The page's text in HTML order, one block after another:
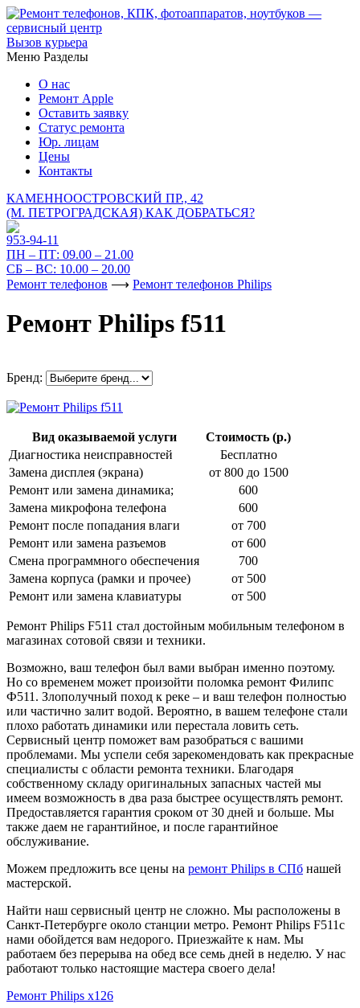
Вызов курьера
Меню Разделы
О нас
Ремонт Apple
Оставить заявку
Статус ремонта
Юр. лицам
Цены
Контакты
КАМЕННООСТРОВСКИЙ ПР., 42
(М. ПЕТРОГРАДСКАЯ) КАК ДОБРАТЬСЯ?
953-94-11
ПН – ПТ: 09.00 – 21.00
СБ – ВС: 10.00 – 20.00
Ремонт телефонов ⟶ Ремонт телефонов Philips
Ремонт Philips f511
Бренд:
Вид оказываемой услуги
Стоимость (р.)
Диагностика неисправностей
Бесплатно
Замена дисплея (экрана)
от 800 до 1500
Ремонт или замена динамика;
600
Замена микрофона телефона
600
Ремонт после попадания влаги
от 700
Ремонт или замена разъемов
от 600
Смена программного обеспечения
700
Замена корпуса (рамки и прочее)
от 500
Ремонт или замена клавиатуры
от 500
Ремонт Philips F511 стал достойным мобильным телефоном в
магазинах сотовой связи и техники.
Возможно, ваш телефон был вами выбран именно поэтому.
Но со временем может произойти поломка ремонт Филипс
Ф511. Злополучный поход к реке – и ваш телефон полностью
или частично залит водой. Вероятно, в вашем телефоне стали
плохо работать динамики или перестала ловить сеть.
Сервисный центр поможет вам разобраться с вашими
проблемами. Мы успели себя зарекомендовать как прекрасные
специалисты с области ремонта техники. Благодаря
собственному складу оригинальных запасных частей мы
имеем возможность в два раза быстрее осуществлять ремонт.
Предоставляется гарантия сроком от 30 дней и больше. Мы
также даем не гарантийное, и после гарантийное
обслуживание.
Можем предложить все цены на ремонт Philips в СПб нашей
мастерской.
Найти наш сервисный центр не сложно. Мы расположены в
Санкт-Петербурге около станции метро. Ремонт Philips F511с
нами обойдется вам недорого. Приезжайте к нам. Мы
работаем без перерыва на обед все семь дней в неделю. У нас
работают только настоящие мастера своего дела!
Ремонт Philips x126